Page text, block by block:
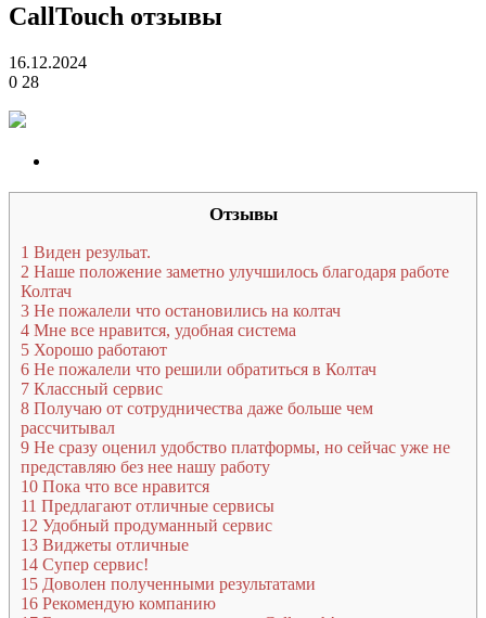
CallTouch отзывы
16.12.2024
0 28
Отзывы
1 Виден резульат.
2 Наше положение заметно улучшилось благодаря работе
Колтач
3 Не пожалели что остановились на колтач
4 Мне все нравится, удобная система
5 Хорошо работают
6 Не пожалели что решили обратиться в Колтач
7 Классный сервис
8 Получаю от сотрудничества даже больше чем
рассчитывал
9 Не сразу оценил удобство платформы, но сейчас уже не
представляю без нее нашу работу
10 Пока что все нравится
11 Предлагают отличные сервисы
12 Удобный продуманный сервис
13 Виджеты отличные
14 Супер сервис!
15 Доволен полученными результатами
16 Рекомендую компанию